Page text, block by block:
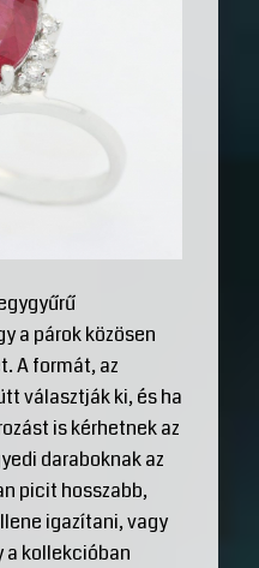
a párok közösen
A formát, az
választják ki, és ha
is kérhetnek az
daraboknak az
picit hosszabb,
igazítani, vagy
a kollekcióban